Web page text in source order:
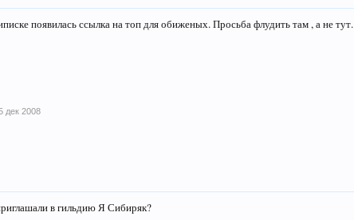
появилась ссылка на топ для обиженых. Просьба флудить там , а не тут.
дек 2008
в гильдию Я Сибиряк?